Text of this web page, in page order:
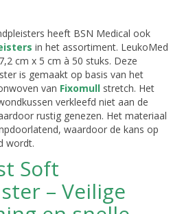
heeft BSN Medical ook
in het assortiment. LeukoMed
cm x 5 cm à 50 stuks. Deze
is gemaakt op basis van het
van Fixomull stretch. Het
verkleefd niet aan de
rustig genezen. Het materiaal
waardoor de kans op
wordt.
Soft
– Veilige